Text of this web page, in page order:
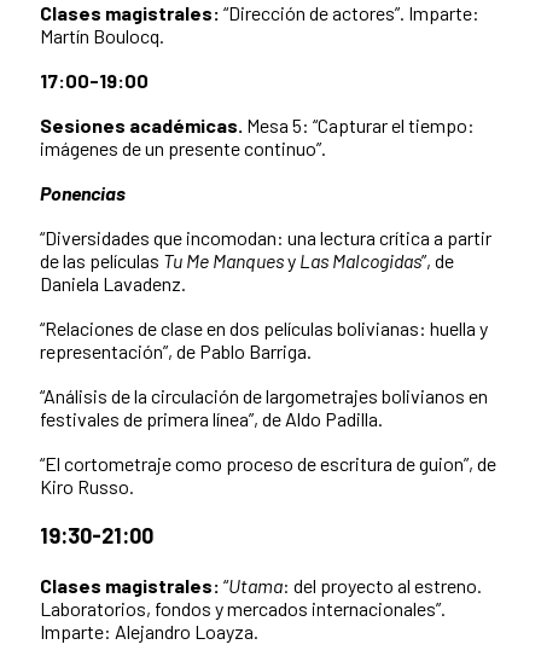
Clases magistrales: “Dirección de actores”. Imparte:
Martín Boulocq.
17:00-19:00
Sesiones académicas. Mesa 5: “Capturar el tiempo:
imágenes de un presente continuo”.
Ponencias
“Diversidades que incomodan: una lectura crítica a partir
de las películas Tu Me Manquesy Las Malcogidas”, de
Daniela Lavadenz.
“Relaciones de clase en dos películas bolivianas: huella y
representación”, de Pablo Barriga.
“Análisis de la circulación de largometrajes bolivianos en
festivales de primera línea”, de Aldo Padilla.
“El cortometraje como proceso de escritura de guion”, de
Kiro Russo.
19:30-21:00
Clases magistrales: “Utama: del proyecto al estreno.
Laboratorios, fondos y mercados internacionales”.
Imparte: Alejandro Loayza.